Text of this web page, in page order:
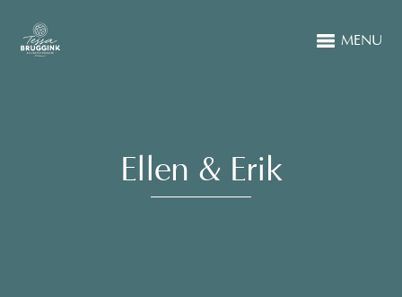
MENU
Ellen & Erik